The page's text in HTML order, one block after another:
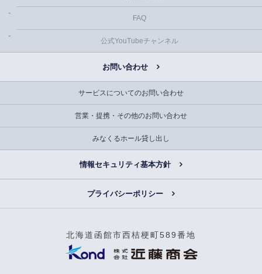
FAQ
公式YouTubeチャンネル
お問い合わせ
サービスについてのお問い合わせ
営業・提携・その他のお問い合わせ
みなくるホール貸し出し
情報セキュリティ基本方針
プライバシーポリシー
北海道函館市西桔梗町589番地